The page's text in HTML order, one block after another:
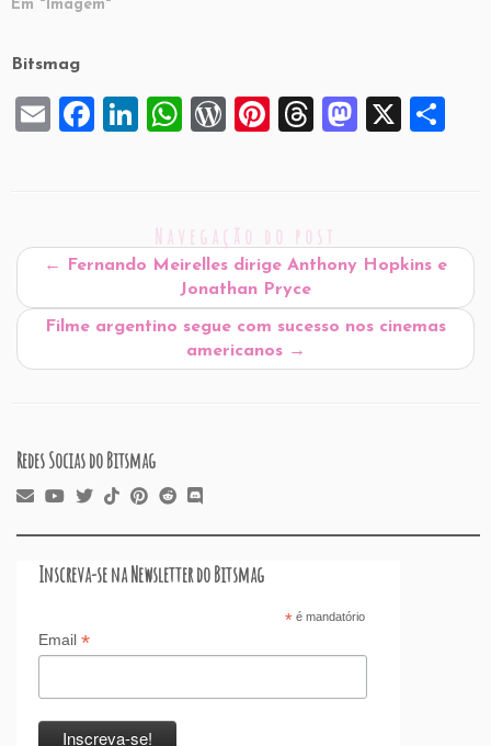
Em "Imagem"
Bitsmag
E
F
b
o
k
Li
e
dI
W
A
p
p
W
P
re
ss
Pi
t
T
d
M
d
n
X
Navegação do post
←
Fernando Meirelles dirige Anthony Hopkins e
Jonathan Pryce
Filme argentino segue com sucesso nos cinemas
americanos →
Redes Socias do Bitsmag
Inscreva-se na Newsletter do Bitsmag
*é mandatório
Email *